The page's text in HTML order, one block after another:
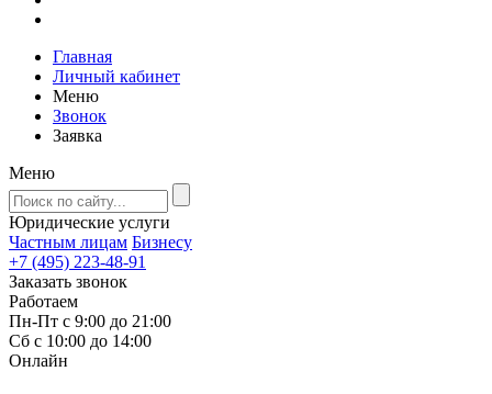
Главная
Личный кабинет
Меню
Звонок
Заявка
Меню
Юридические услуги
Частным лицам Бизнесу
+7 (495) 223-48-91
Заказать звонок
Работаем
Пн-Пт с 9:00 до 21:00
Сб с 10:00 до 14:00
Онлайн